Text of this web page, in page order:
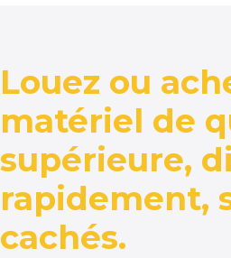
Louez ou
matériel de
supérieure,
rapidement,
cachés.